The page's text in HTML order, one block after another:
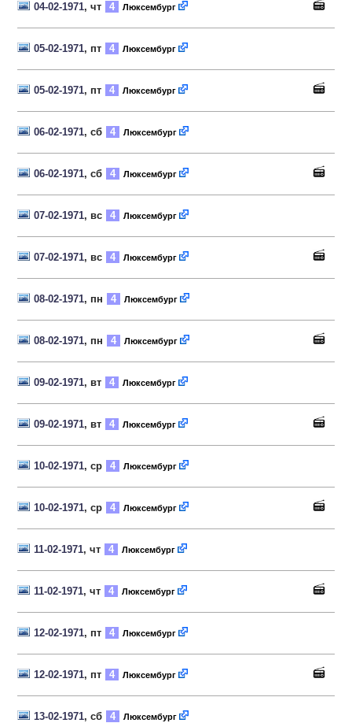
04-02-1971, чт 4 Люксембург
05-02-1971, пт 4 Люксембург
05-02-1971, пт 4 Люксембург
06-02-1971, сб 4 Люксембург
06-02-1971, сб 4 Люксембург
07-02-1971, вс 4 Люксембург
07-02-1971, вс 4 Люксембург
08-02-1971, пн 4 Люксембург
08-02-1971, пн 4 Люксембург
09-02-1971, вт 4 Люксембург
09-02-1971, вт 4 Люксембург
10-02-1971, ср 4 Люксембург
10-02-1971, ср 4 Люксембург
11-02-1971, чт 4 Люксембург
11-02-1971, чт 4 Люксембург
12-02-1971, пт 4 Люксембург
12-02-1971, пт 4 Люксембург
13-02-1971, сб 4 Люксембург